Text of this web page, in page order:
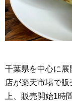
千葉県を中心に展
店が楽天市場で
上、販売開始1時